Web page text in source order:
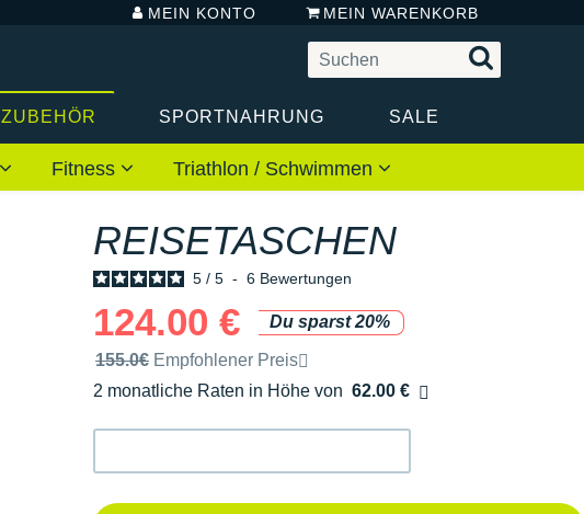
MEIN KONTO MEIN WARENKORB
ZUBEHÖR SPORTNAHRUNG SALE
Fitness Triathlon / Schwimmen
REISETASCHEN
5 / 5 - 6 Bewertungen
124.00 €
Du sparst 20%
Unverbindliche Preisempfehlung der Marke
155.0€ Empfohlener Preis
2 monatliche Raten in Höhe von 62.00 €
Ohne Zusatzkosten